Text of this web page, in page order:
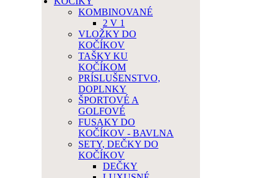
KOMBINOVANÉ
2 V 1
VLOŽKY DO
KOČÍKOV
TAŠKY KU
KOČÍKOM
PRÍSLUŠENSTVO,
DOPLNKY
ŠPORTOVÉ A
GOLFOVÉ
FUSAKY DO
KOČÍKOV - BAVLNA
SETY, DEČKY DO
KOČÍKOV
DEČKY